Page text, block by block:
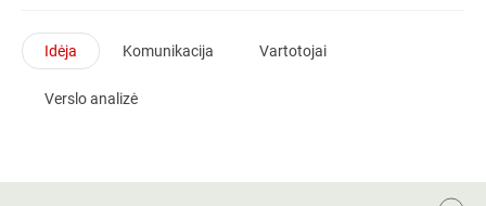
Idėja Komunikacija Vartotojai
Verslo analizė